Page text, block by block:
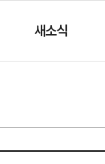
새소식